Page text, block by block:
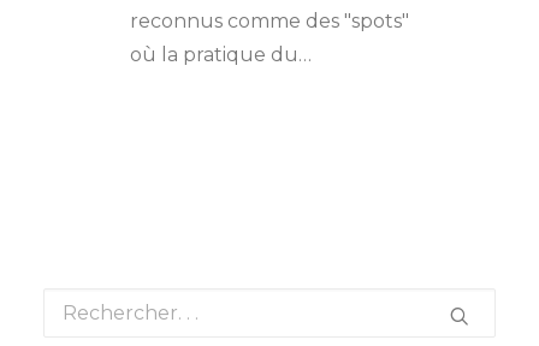
reconnus comme des "spots"
où la pratique du…